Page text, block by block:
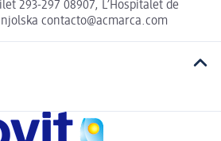
293-297 08907, L’Hospitalet de
contacto@acmarca.com